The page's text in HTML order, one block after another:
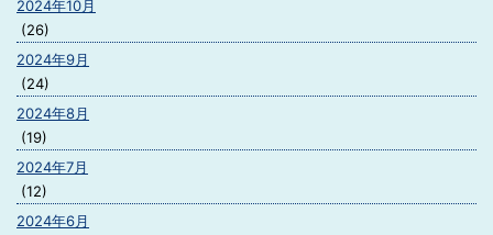
2024年10月
(26)
2024年9月
(24)
2024年8月
(19)
2024年7月
(12)
2024年6月